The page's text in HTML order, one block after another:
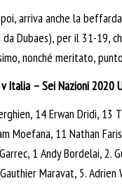
arriva anche la
Dubaes), per il 31-19,
nonché meritato,
Italia – Sei Nazioni 2020
14 Erwan Dridi, 13
Moefana, 11 Nathan
1 Andy Bordelai, 2.
Maravat, 5. Adrien